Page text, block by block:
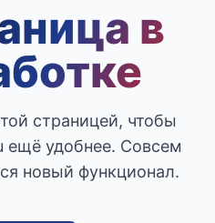
в
страницей, чтобы
ещё удобнее. Совсем
новый функционал.